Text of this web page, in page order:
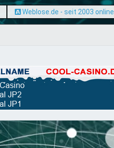
Weblose.de - seit 2003 online